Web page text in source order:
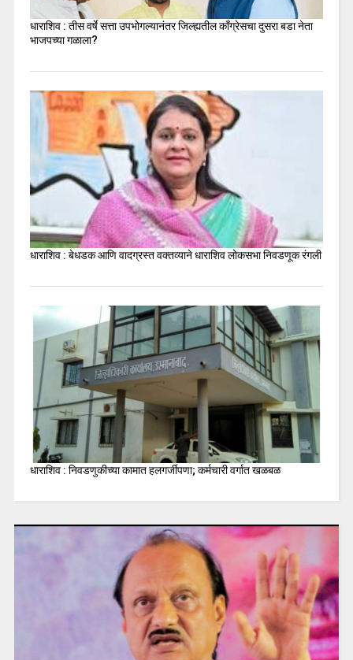
धाराशिव : तीस वर्षे सत्ता उपभोगल्यानंतर जिल्ह्यतील कॉंग्रेसचा दुसरा बडा नेता
भाजपच्या गळाला?
धाराशिव : बेधडक आणि वादग्रस्त वक्तव्याने धाराशिव लोकसभा निवडणूक रंगली
धाराशिव : निवडणुकीच्या कामात हलगर्जीपणा; कर्मचारी वर्गात खळबळ